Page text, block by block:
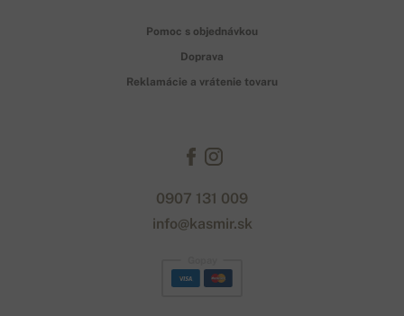
Pomoc s objednávkou
Doprava
Reklamácie a vrátenie tovaru
0907 131 009
info@kasmir.sk